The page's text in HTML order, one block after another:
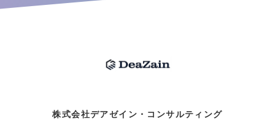
株式会社デアゼイン・コンサルティング